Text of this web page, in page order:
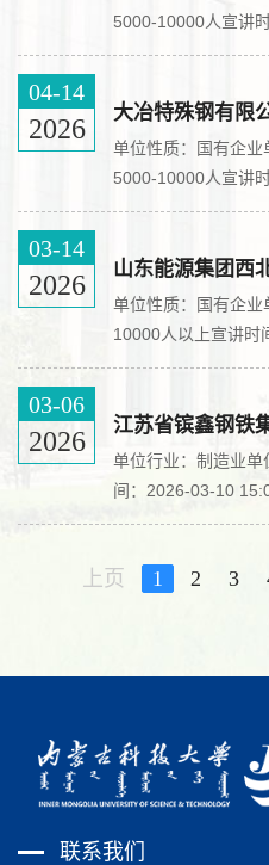
运营的旗舰平台公司
5000-10000人宣讲
17:30（周五）举办
股份有限公司-青岛
岛特殊钢铁有限公司
特钢集团，是其五大
04-14
2026
大冶特殊钢有限
单位性质：国有企业
5000-10000人宣讲
21:00（周五）举办
殊钢有限公司2026
特殊钢有限公司（简
年，具有百年历史，
03-14
2026
山东能源集团西
单位性质：国有企业
10000人以上宣讲时
二）举办地点：第
矿业有限公司招聘简
源集团的全资二级子
合旗下淄矿集团、龙
03-06
2026
江苏省镔鑫钢铁
单位行业：制造业
间：2026-03-10
多功能厅宣讲学校
苏省镔鑫钢铁集团有
上页 1 2 3
联系我们